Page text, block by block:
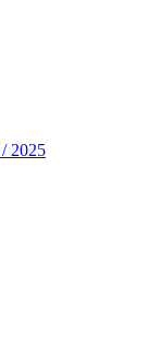
2025